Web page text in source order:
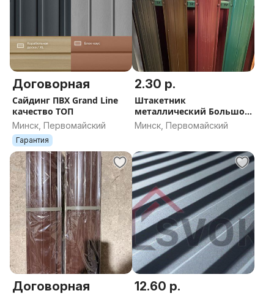
Договорная
Сайдинг ПВХ Grand Line
качество ТОП
Минск, Первомайский
Гарантия
2.30 р.
Штакетник
металлический Большой
выбор Акция
Минск, Первомайский
Договорная 12.60 р.